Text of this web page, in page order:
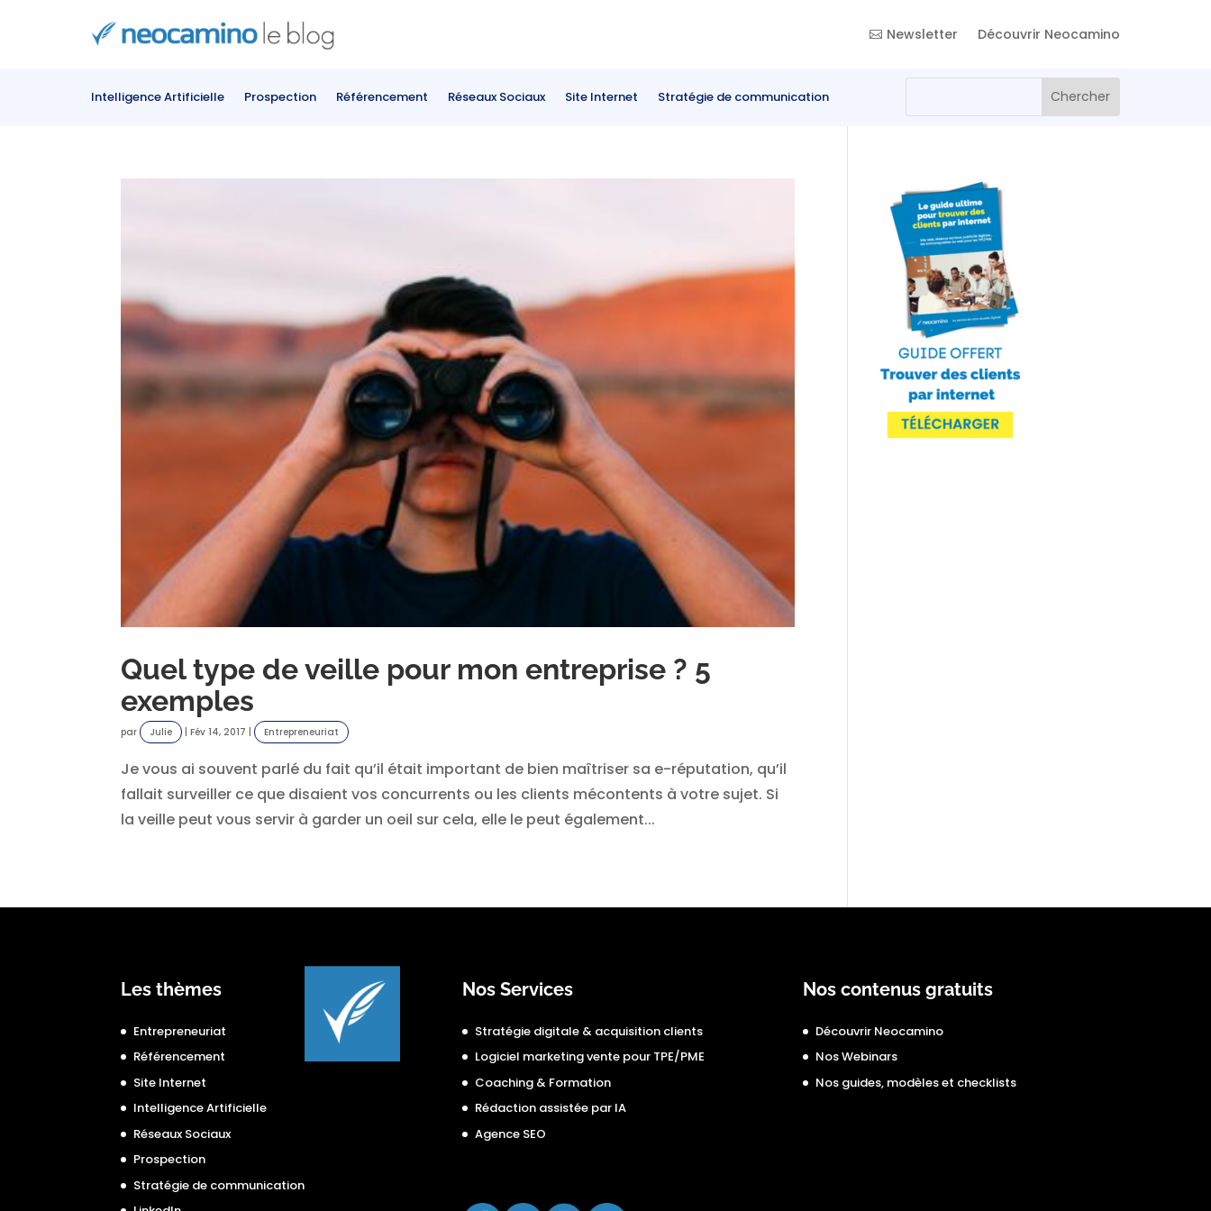
Newsletter Découvrir Neocamino
Intelligence Artificielle Prospection Référencement Réseaux Sociaux Site Internet Stratégie de communication
Quel type de veille pour mon entreprise ? 5
exemples
par Julie |Fév 14, 2017 | Entrepreneuriat
Je vous ai souvent parlé du fait qu’il était important de bien maîtriser sa e-réputation, qu’il
fallait surveiller ce que disaient vos concurrents ou les clients mécontents à votre sujet. Si
la veille peut vous servir à garder un oeil sur cela, elle le peut également...
Les thèmes
Entrepreneuriat
Référencement
Site Internet
Intelligence Artificielle
Réseaux Sociaux
Prospection
Stratégie de communication
Nos Services
Stratégie digitale & acquisition clients
Logiciel marketing vente pour TPE/PME
Coaching & Formation
Rédaction assistée par IA
Agence SEO
Nos contenus gratuits
Découvrir Neocamino
Nos Webinars
Nos guides, modèles et checklists